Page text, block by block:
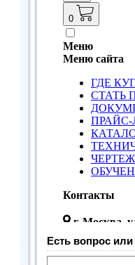
Есть вопрос